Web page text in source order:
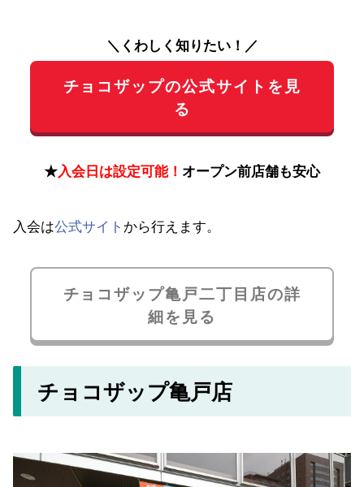
＼くわしく知りたい！／
チョコザップの公式サイトを見
る
★入会日は設定可能！ オープン前店舗も安心
入会は公式サイト から行えます。
チョコザップ亀戸二丁目店の詳
細を見る
チョコザップ亀戸店